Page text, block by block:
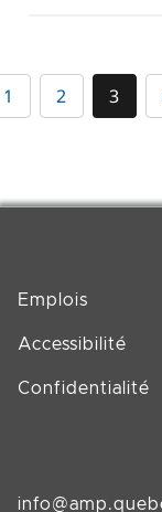
1 2 3
Emplois
Accessibilité
Confidentialité